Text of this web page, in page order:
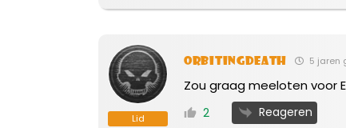
Lid
OrbitingDeath 5 jaren
Zou graag meeloten voor
2 Reageren